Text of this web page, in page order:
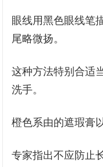
眼线用黑色眼线笔
尾略微扬。
这种方法特别合适
洗手。
橙色系由的遮瑕膏
专家指出不应防止